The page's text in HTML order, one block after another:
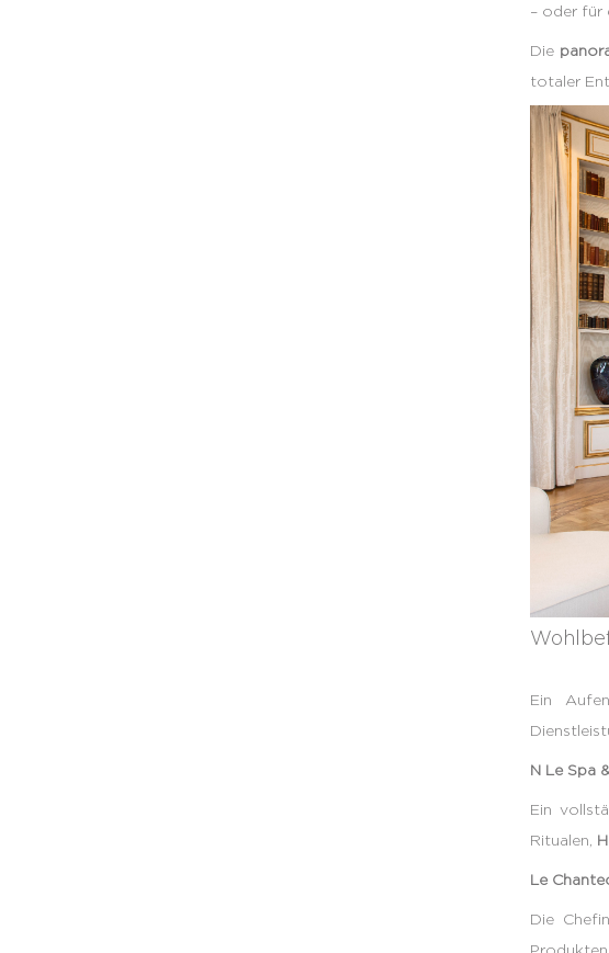
– oder für
Die
totaler
Ein
N Le Spa
Ein
Ritualen,
Le
Die
Produkten.